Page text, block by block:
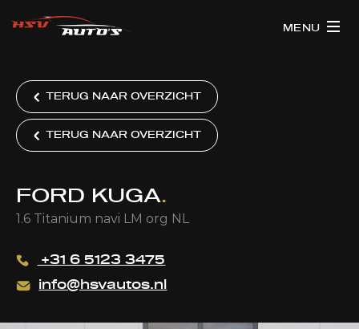
MENU
TERUG NAAR OVERZICHT
TERUG NAAR OVERZICHT
+31 6 5123 3475
info@hsvautos.nl
FORD KUGA.
1.6 Titanium navi LM org NL